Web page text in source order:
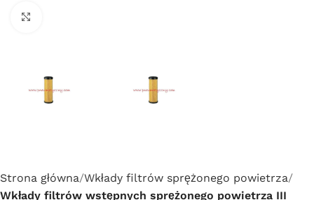
Strona główna Wkłady filtrów sprężonego powietrza
Wkłady filtrów wstępnych sprężonego powietrza III